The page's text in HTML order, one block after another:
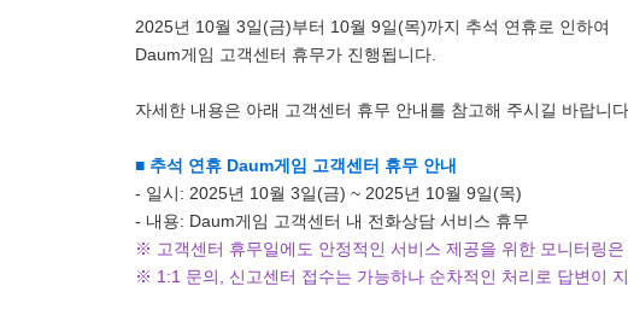
2025년 10월 3일(금)부터 10월 9일(목)까지 추석 연휴로 인하여
Daum게임 고객센터 휴무가 진행됩니다.
자세한 내용은 아래 고객센터 휴무 안내를 참고해 주시길 바랍니다.
■ 추석 연휴 Daum게임 고객센터 휴무 안내
- 일시: 2025년 10월 3일(금) ~ 2025년 10월 9일(목)
- 내용: Daum게임 고객센터 내 전화상담 서비스 휴무
※ 고객센터 휴무일에도 안정적인 서비스 제공을 위한 모니터링은
※ 1:1 문의, 신고센터 접수는 가능하나 순차적인 처리로 답변이